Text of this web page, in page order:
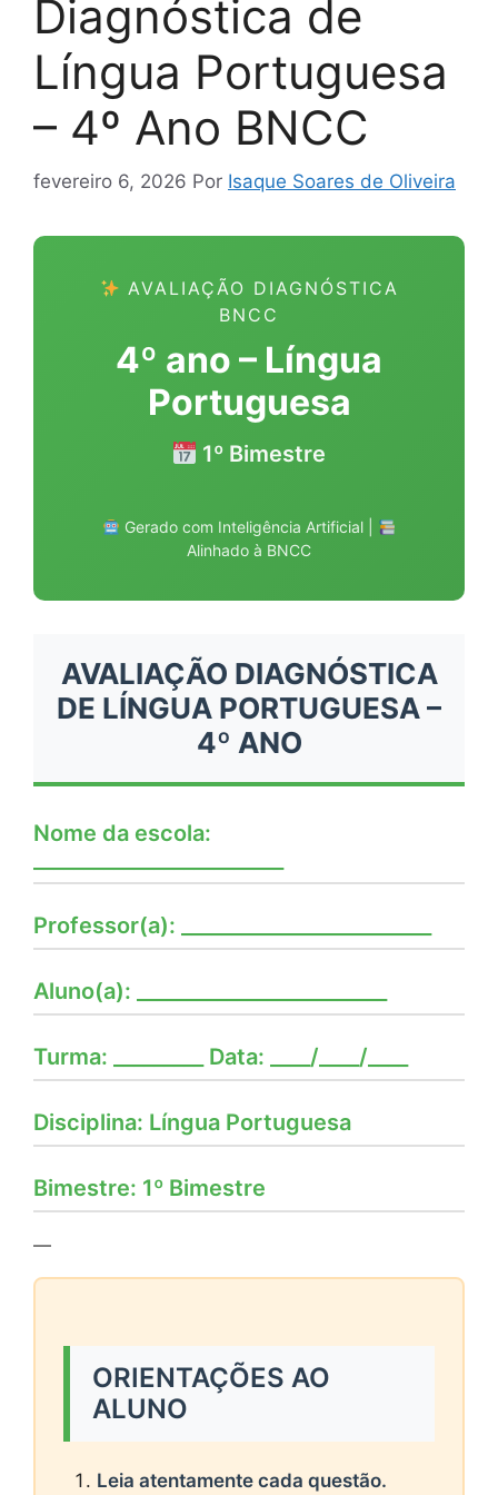
Diagnóstica de
Língua Portuguesa
– 4º Ano BNCC
fevereiro 6, 2026 Por Isaque Soares de Oliveira
AVALIAÇÃO DIAGNÓSTICA
BNCC
4º ano – Língua
Portuguesa
1º Bimestre
Gerado com Inteligência Artificial |
Alinhado à BNCC
AVALIAÇÃO DIAGNÓSTICA
DE LÍNGUA PORTUGUESA –
4º ANO
Nome da escola:
Professor(a): _________________________
Aluno(a): _________________________
Turma: _________ Data: ____/____/____
Disciplina: Língua Portuguesa
Bimestre: 1º Bimestre
—
ORIENTAÇÕES AO
ALUNO
Leia atentamente cada questão.